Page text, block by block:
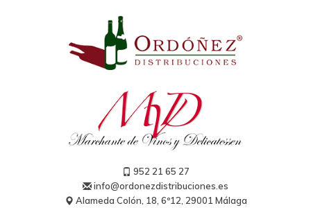
Brut Reserva (2)
Extra Brut (1)
Blanc de Blancs (1)
Blanc de Noirs (1)
Grand Cru (2)
Rosé (2)
Generosos (5)
Bodegas
952 21 65 27
info@ordonezdistribuciones.es
Alameda Colón, 18, 6º12, 29001 Málaga